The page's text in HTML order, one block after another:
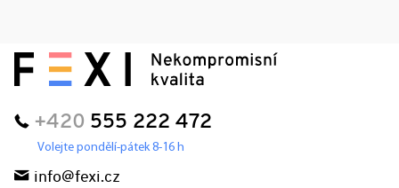
+420 555 222 472
Volejte pondělí-pátek 8-16 h
info@fexi.cz